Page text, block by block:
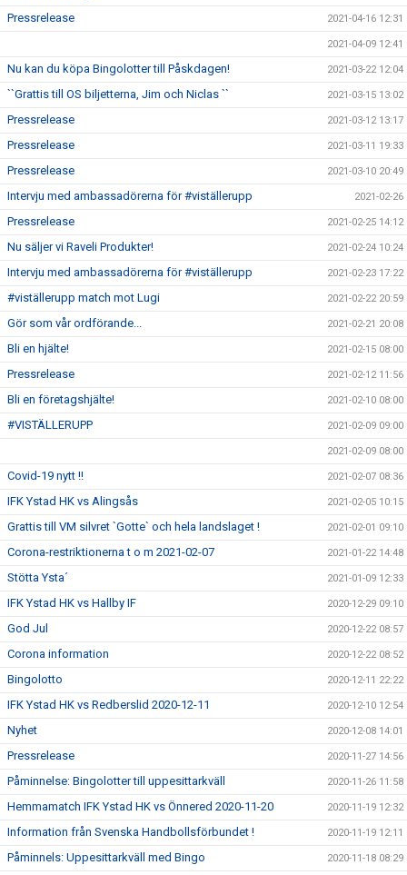
Pressrelease 2021-04-16 12:31
2021-04-09 12:41
Nu kan du köpa Bingolotter till Påskdagen! 2021-03-22 12:04
``Grattis till OS biljetterna, Jim och Niclas `` 2021-03-15 13:02
Pressrelease 2021-03-12 13:17
Pressrelease 2021-03-11 19:33
Pressrelease 2021-03-10 20:49
Intervju med ambassadörerna för #viställerupp 2021-02-26
Pressrelease 2021-02-25 14:12
Nu säljer vi Raveli Produkter! 2021-02-24 10:24
Intervju med ambassadörerna för #viställerupp 2021-02-23 17:22
#viställerupp match mot Lugi 2021-02-22 20:59
Gör som vår ordförande... 2021-02-21 20:08
Bli en hjälte! 2021-02-15 08:00
Pressrelease 2021-02-12 11:56
Bli en företagshjälte! 2021-02-10 08:00
#VISTÄLLERUPP 2021-02-09 09:00
2021-02-09 08:00
Covid-19 nytt !! 2021-02-07 08:36
IFK Ystad HK vs Alingsås 2021-02-05 10:15
Grattis till VM silvret `Gotte` och hela landslaget ! 2021-02-01 09:10
Corona-restriktionerna t o m 2021-02-07 2021-01-22 14:48
Stötta Ysta´ 2021-01-09 12:33
IFK Ystad HK vs Hallby IF 2020-12-29 09:10
God Jul 2020-12-22 08:57
Corona information 2020-12-22 08:52
Bingolotto 2020-12-11 22:22
IFK Ystad HK vs Redberslid 2020-12-11 2020-12-10 12:54
Nyhet 2020-12-08 14:01
Pressrelease 2020-11-27 14:56
Påminnelse: Bingolotter till uppesittarkväll 2020-11-26 11:58
Hemmamatch IFK Ystad HK vs Önnered 2020-11-20 2020-11-19 12:32
Information från Svenska Handbollsförbundet ! 2020-11-19 12:11
Påminnels: Uppesittarkväll med Bingo 2020-11-18 08:29